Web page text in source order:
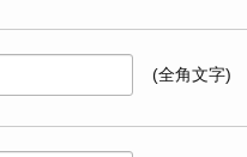
(全角文字)